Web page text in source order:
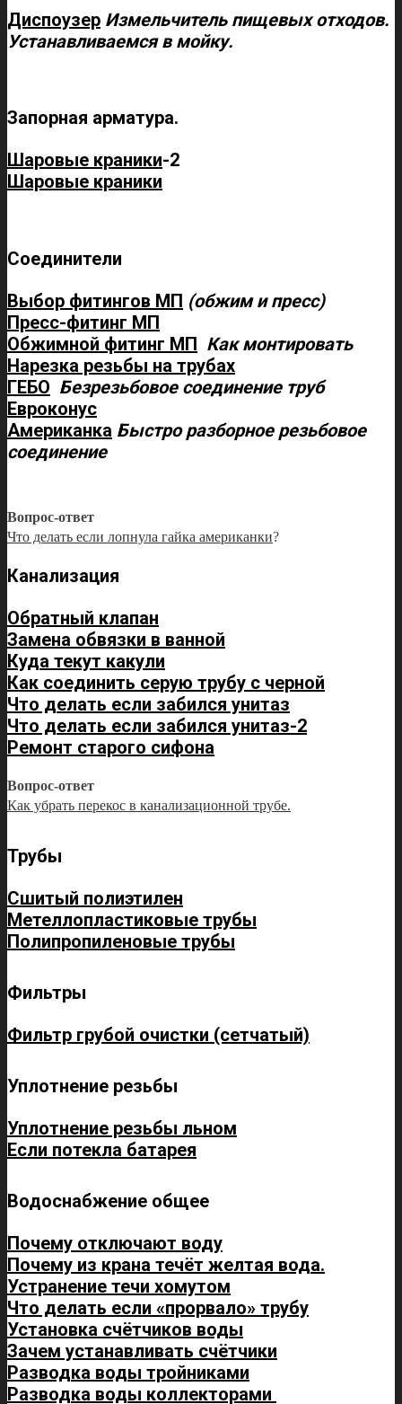
Диспоузер Измельчитель пищевых отходов.
Устанавливаемся в мойку.
Запорная арматура.
Шаровые краники-2
Шаровые краники
Соединители
Выбор фитингов МП (обжим и пресс)
Пресс-фитинг МП
Обжимной фитинг МП Как монтировать
Нарезка резьбы на трубах
ГЕБО Безрезьбовое соединение труб
Евроконус
Американка Быстро разборное резьбовое
соединение
Вопрос-ответ
Что делать если лопнула гайка американки?
Канализация
Обратный клапан
Замена обвязки в ванной
Куда текут какули
Как соединить серую трубу с черной
Что делать если забился унитаз
Что делать если забился унитаз-2
Ремонт старого сифона
Вопрос-ответ
Как убрать перекос в канализационной трубе.
Трубы
Сшитый полиэтилен
Метеллопластиковые трубы
Полипропиленовые трубы
Фильтры
Фильтр грубой очистки (сетчатый)
Уплотнение резьбы
Уплотнение резьбы льном
Если потекла батарея
Водоснабжение общее
Почему отключают воду
Почему из крана течёт желтая вода.
Устранение течи хомутом
Что делать если «прорвало» трубу
Установка счётчиков воды
Зачем устанавливать счётчики
Разводка воды тройниками
Разводка воды коллекторами